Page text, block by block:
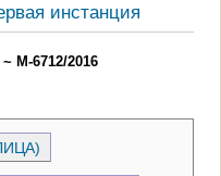
инстанция
М-6712/2016